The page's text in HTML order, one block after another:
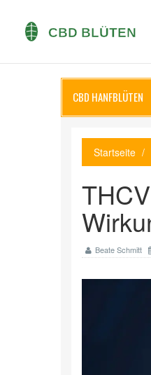
CBD HANFBLÜTEN
Startseite
Beate Schmitt